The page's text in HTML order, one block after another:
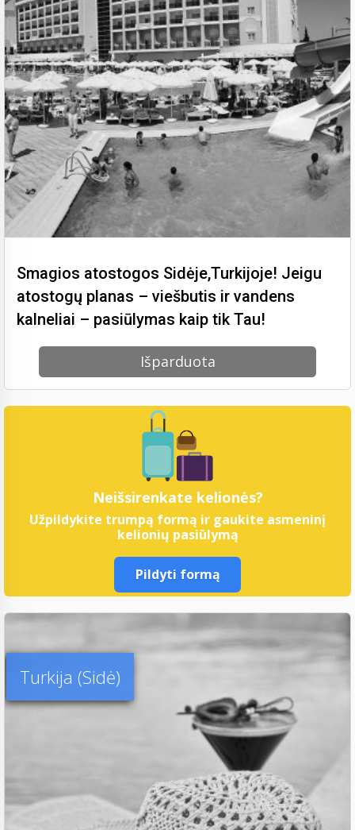
Smagios atostogos Sidėje,Turkijoje! Jeigu
atostogų planas – viešbutis ir vandens
kalneliai – pasiūlymas kaip tik Tau!
Išparduota
Neišsirenkate kelionės?
Užpildykite trumpą formą ir gaukite asmeninį
kelionių pasiūlymą
Pildyti formą
Turkija (Sidė)